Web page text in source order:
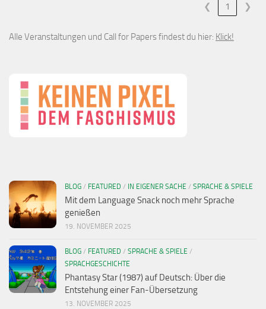
❮ 1 ❯
Alle Veranstaltungen und Call for Papers findest du hier: Klick!
BLOG / FEATURED / IN EIGENER SACHE / SPRACHE & SPIELE
Mit dem Language Snack noch mehr Sprache
genießen
19. NOVEMBER 2025
BLOG / FEATURED / SPRACHE & SPIELE /
SPRACHGESCHICHTE
Phantasy Star (1987) auf Deutsch: Über die
Entstehung einer Fan-Übersetzung
13. NOVEMBER 2025